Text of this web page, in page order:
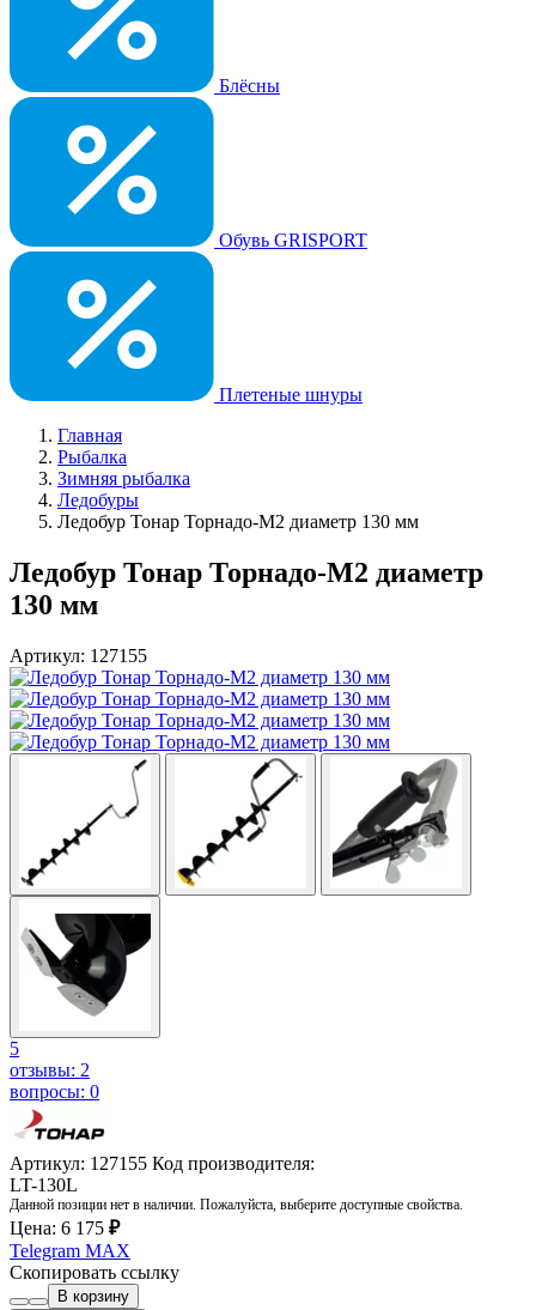
Блёсны
Обувь GRISPORT
Плетеные шнуры
Главная
Рыбалка
Зимняя рыбалка
Ледобуры
Ледобур Тонар Торнадо-М2 диаметр 130 мм
Ледобур Тонар Торнадо-М2 диаметр
130 мм
Артикул: 127155
5
отзывы: 2
вопросы: 0
Артикул: 127155 Код производителя:
LT-130L
Данной позиции нет в наличии. Пожалуйста, выберите доступные свойства.
Цена: 6 175 ₽
Telegram MAX
Скопировать ссылку
В корзину